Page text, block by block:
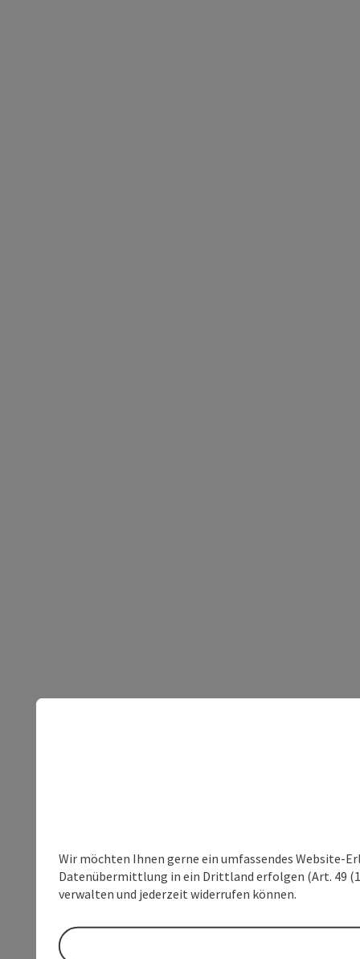
Wir möchten Ihnen gerne ein umfassendes Website-
Datenübermittlung in ein Drittland erfolgen (Art. 49
verwalten und jederzeit widerrufen können.